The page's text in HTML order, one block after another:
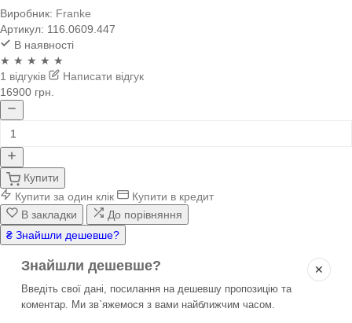
Виробник: Franke
Артикул: 116.0609.447
В наявності
★ ★ ★ ★ ★
1 відгуків
Написати відгук
16900 грн.
Купити
Купити за один клік
Купити в кредит
В закладки
До порівняння
₴ Знайшли дешевше?
✕
Знайшли дешевше?
Введіть свої дані, посилання на дешевшу пропозицію та
коментар. Ми зв`яжемося з вами найближчим часом.